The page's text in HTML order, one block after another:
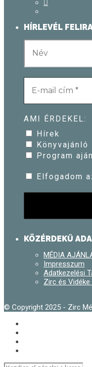
HÍRLEVÉL
AMI ÉRDEKEL:
Hírek
Könyvajánló
Program
Elfogadom
KÖZÉRDEKŰ
MÉDIA
Impresszum
Adatkezelési
Zirc és
© Copyright 2025 - Zirc